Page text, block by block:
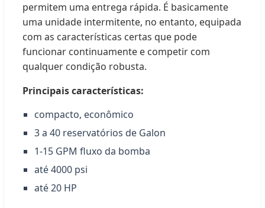
permitem uma entrega rápida. É basicamente
uma unidade intermitente, no entanto, equipada
com as características certas que pode
funcionar continuamente e competir com
qualquer condição robusta.
Principais características:
compacto, econômico
3 a 40 reservatórios de Galon
1-15 GPM fluxo da bomba
até 4000 psi
até 20 HP